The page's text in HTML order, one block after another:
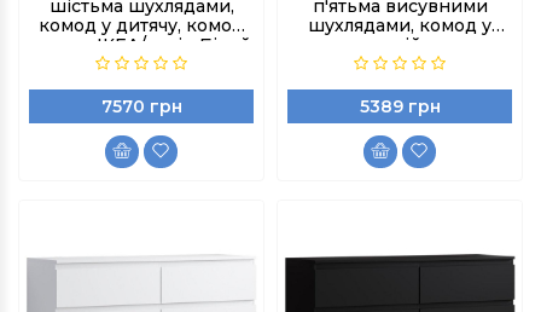
шістьма шухлядами,
комод у дитячу, комод
аналог ІКЕА/колір Білий
7570 грн
п'ятьма висувними
шухлядами, комод у
передпокій, комод
аналог ікеа/колір Дуб
5389 грн